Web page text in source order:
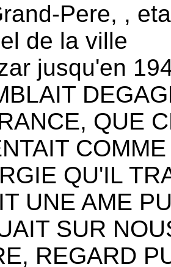
Pere, ,
de la ville
jusqu'en
QUE
QU'IL
UNE AME
SUR
REGARD